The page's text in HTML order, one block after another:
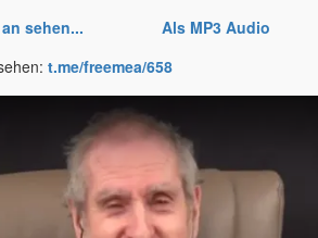
sehen...
Als MP3 Audio
t.me/freemea/658